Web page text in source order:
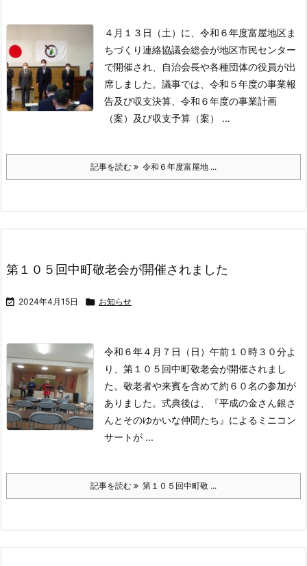
４月１３日（土）に、令和６年度富屋地区ま
ちづくり連絡協議会総会が地区市民センター
で開催され、自治会長や各種団体の役員が出
席しました。 議事では、令和５年度の事業報
告及び収支決算、令和６年度の事業計画
（案）及び収支予算（案） ...
記事を読む 令和６年度富屋地 ...
第１０５回中町敬老会が開催されました
 2024年4月15日  お知らせ
令和６年４月７日（日）午前１０時３０分よ
り、第１０５回中町敬老会が開催されまし
た。 敬老者や来賓を含めて約６０名の参加が
ありました。 式典後は、『平成の金さん銀さ
んとそのゆかいな仲間たち』によるミニコン
サートが ...
記事を読む 第１０５回中町敬 ...